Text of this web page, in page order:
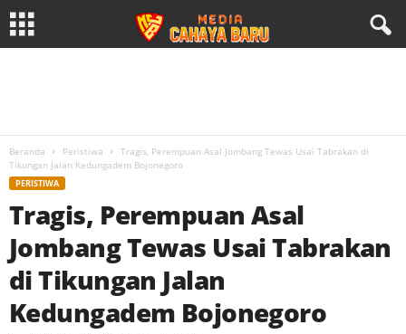
Beranda Peristiwa
Tragis, Perempuan Asal Jombang Tewas Usai Tabrakan di
Tikungan Jalan Kedungadem Bojonegoro
PERISTIWA
Tragis, Perempuan Asal
Jombang Tewas Usai Tabrakan
di Tikungan Jalan
Kedungadem Bojonegoro